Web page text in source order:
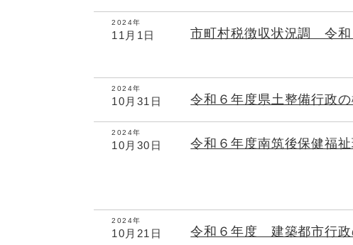
2024年
11月1日 市町村税徴収状況調 令和
2024年
10月31日 令和６年度県土整備行政
2024年
10月30日 令和６年度南筑後保健福
2024年
10月21日 令和６年度 建築都市行政